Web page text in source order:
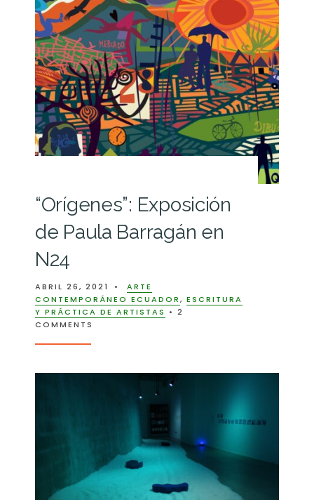
“Orígenes”: Exposición
de Paula Barragán en
N24
ABRIL 26, 2021 •
ARTE
CONTEMPORÁNEO ECUADOR, ESCRITURA
Y PRÁCTICA DE ARTISTAS • 2
COMMENTS